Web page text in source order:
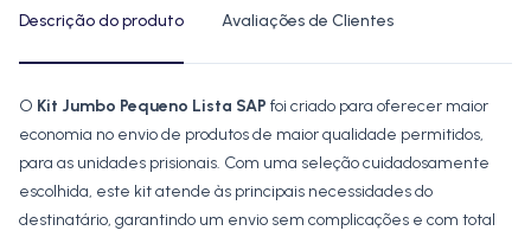
Descrição do produto Avaliações de Clientes
Descrição do produto
O Kit Jumbo Pequeno Lista SAP foi criado para oferecer maior
economia no envio de produtos de maior qualidade permitidos,
para as unidades prisionais. Com uma seleção cuidadosamente
escolhida, este kit atende às principais necessidades do
destinatário, garantindo um envio sem complicações e com total